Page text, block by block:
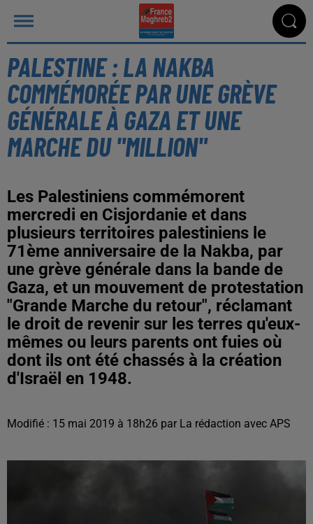
PALESTINE : LA NAKBA
COMMÉMORÉE PAR UNE GRÈVE
GÉNÉRALE À GAZA ET UNE
MARCHE DU "MILLION"
Les Palestiniens commémorent
mercredi en Cisjordanie et dans
plusieurs territoires palestiniens le
71ème anniversaire de la Nakba, par
une grève générale dans la bande de
Gaza, et un mouvement de protestation
"Grande Marche du retour", réclamant
le droit de revenir sur les terres qu'eux-
mêmes ou leurs parents ont fuies où
dont ils ont été chassés à la création
d'Israël en 1948.
Modifié : 15 mai 2019 à 18h26 par La rédaction avec APS